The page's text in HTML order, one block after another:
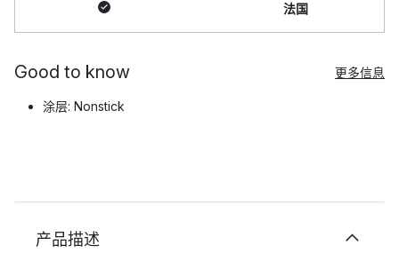
法国
Good to know 更多信息
涂层: Nonstick
产品描述